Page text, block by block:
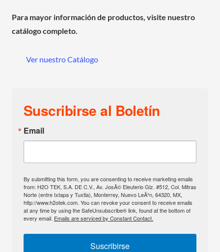
Para mayor información de productos, visite nuestro
catálogo completo.
Ver nuestro Catálogo
Suscribirse al Boletín
Email
By submitting this form, you are consenting to receive marketing emails
from: H2O TEK, S.A. DE C.V., Av. JosÃ© Eleuterio Glz. #512, Col. Mitras
Norte (entre Ixtapa y Tuxtla), Monterrey, Nuevo LeÃ³n, 64320, MX,
http://www.h2otek.com. You can revoke your consent to receive emails
at any time by using the SafeUnsubscribe® link, found at the bottom of
every email. Emails are serviced by Constant Contact.
Suscribirse